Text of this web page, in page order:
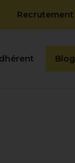
Recrutement
Blog